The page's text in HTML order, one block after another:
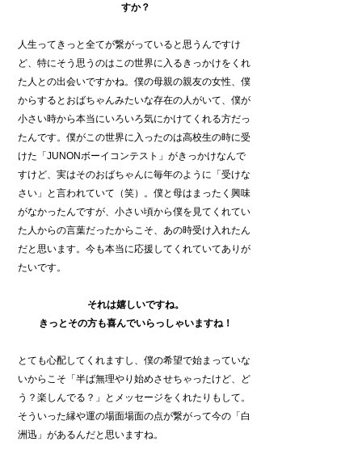
すか？
人生ってきっと全てが繋がっていると思うんですけ
ど、特にそう思うのはこの世界に入るきっかけをくれ
た人との出会いですかね。僕の母親の親友の女性、僕
からするとおばちゃんみたいな存在の人がいて、僕が
小さい時から本当にいろいろ気にかけてくれる方だっ
たんです。僕がこの世界に入ったのは高校生の時に受
けた「JUNONボーイコンテスト」がきっかけなんで
すけど、実はそのおばちゃんに毎年のように「受けな
さい」と言われていて（笑）。僕と母はまったく興味
がなかったんですが、小さい頃から僕を見てくれてい
た人からの言葉だったからこそ、あの時受け入れたん
だと思います。今も本当に応援してくれていてありが
たいです。
それは嬉しいですね。
きっとその方も喜んでいらっしゃいますね！
とても心配してくれますし、僕の希望で始まっていな
いからこそ「半ば無理やり始めさせちゃったけど、ど
う？楽しんでる？」とメッセージをくれたりもして。
そういった縁や運の場面場面の点が繋がって今の「白
洲迅」があるんだと思いますね。